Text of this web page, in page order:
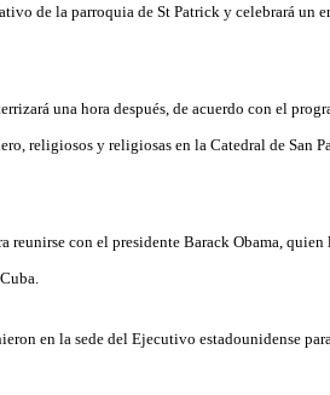
de la parroquia de St Patrick y celebrará un
una hora después, de acuerdo con el
religiosos y religiosas en la Catedral de San
reunirse con el presidente Barack Obama,
en la sede del Ejecutivo estadounidense